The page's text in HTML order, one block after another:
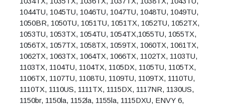
1044TU, 1045TU, 1046TU, 1047TU, 1048TU, 1049TU,
1050BR, 1050TU, 1051TU, 1051TX, 1052TU, 1052TX,
1053TU, 1053TX, 1054TU, 1054TX,1055TU, 1055TX,
1056TX, 1057TX, 1058TX, 1059TX, 1060TX, 1061TX,
1062TX, 1063TX, 1064TX, 1066TX, 1102TX, 1103TU,
1103TX, 1104TU, 1104TX, 1105DX, 1105TU, 1105TX,
1106TX, 1107TU, 1108TU, 1109TU, 1109TX, 1110TU,
1110TX, 1110US, 1111TX, 1115DX, 1117NR, 1130US,
1150br, 1150la, 1152la, 1155la, 1115DXU, ENVY 6,